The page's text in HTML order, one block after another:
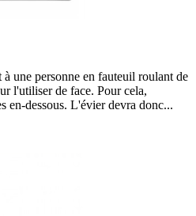
une personne en fauteuil roulant de
l'utiliser de face. Pour cela,
en-dessous. L'évier devra donc...